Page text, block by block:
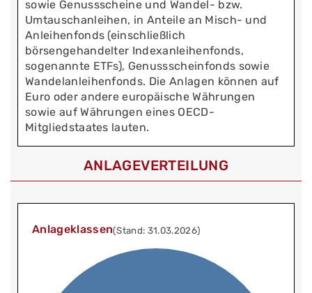
sowie Genussscheine und Wandel- bzw.
Umtauschanleihen, in Anteile an Misch- und
Anleihenfonds (einschließlich
börsengehandelter Indexanleihenfonds,
sogenannte ETFs), Genussscheinfonds sowie
Wandelanleihenfonds. Die Anlagen können auf
Euro oder andere europäische Währungen
sowie auf Währungen eines OECD-
Mitgliedstaates lauten.
ANLAGEVERTEILUNG
Anlageklassen(Stand: 31.03.2026)